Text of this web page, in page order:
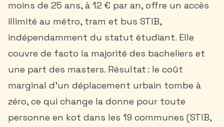
moins de 25 ans, à 12 € par an, offre un accès
illimité au métro, tram et bus STIB,
indépendamment du statut étudiant. Elle
couvre de facto la majorité des bacheliers et
une part des masters. Résultat : le coût
marginal d’un déplacement urbain tombe à
zéro, ce qui change la donne pour toute
personne en kot dans les 19 communes (STIB,